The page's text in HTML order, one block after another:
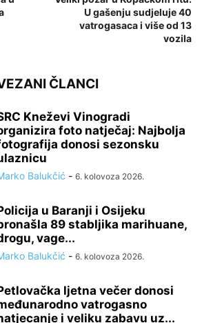
U gašenju sudjeluje 40
vatrogasaca i više od 13
vozila
ČLANCI
Kneževi Vinogradi
foto natječaj: Najbolja
donosi sezonsku
Balukčić - 6. kolovoza 2026.
u Baranji i Osijeku
89 stabljika marihuane,
vage...
Balukčić - 6. kolovoza 2026.
ljetna večer donosi
vatrogasno
i veliku zabavu uz...